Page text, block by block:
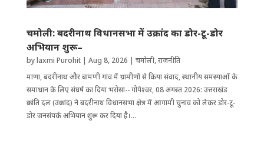
चमोली: बदरीनाथ विधानसभा में उक्रांद का डोर-टू-डोर
अभियान शुरू–
bylaxmi Purohit| Aug 8, 2026 | चमोली,राजनीति
माणा, बदरीनाथ और बामणी गांव में ग्रामीणों से किया संवाद, स्थानीय समस्याओं के
समाधान के लिए संघर्ष का दिया भरोसा-- गोपेश्वर, 08 अगस्त 2026: उत्तराखंड
क्रांति दल (उक्रांद) ने बदरीनाथ विधानसभा क्षेत्र में आगामी चुनाव को लेकर डोर-टू-
डोर जनसंपर्क अभियान शुरू कर दिया है।...